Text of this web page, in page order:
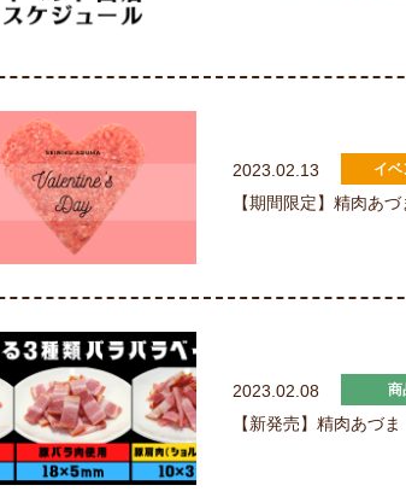
2023.02.13
【期間限定】精肉あ
2023.02.08
【新発売】精肉あづ